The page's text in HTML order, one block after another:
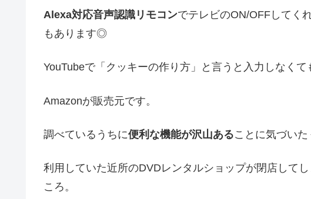
Alexa対応音声認識リモコンでテレビのON/OFFしてく
もあります◎
YouTubeで「クッキーの作り方」と言うと入力しなくて
Amazonが販売元です。
調べているうちに便利な機能が沢山あることに気づいた
利用していた近所のDVDレンタルショップが閉店して
ころ。